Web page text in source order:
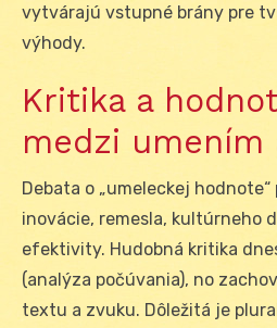
vytvárajú vstupné brány pre
výhody.
Kritika a
medzi umením
Debata o „umeleckej hodnote“
inovácie, remesla, kultúrneho
efektivity. Hudobná kritika
(analýza počúvania), no
textu a zvuku. Dôležitá je